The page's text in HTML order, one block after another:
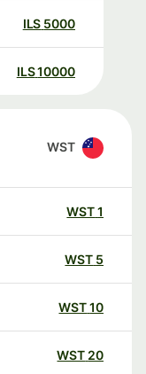
5000
ILS
10000
ILS
WST
WST
WST
WST
20
WST